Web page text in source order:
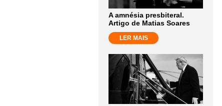
A amnésia presbiteral.
Artigo de Matias Soares
LER MAIS